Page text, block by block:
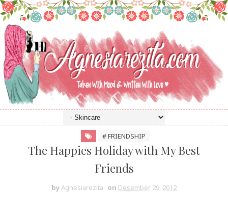
# FRIENDSHIP
The Happies Holiday with My Best
Friends
byAgnesiarezita on Desember 29, 2012